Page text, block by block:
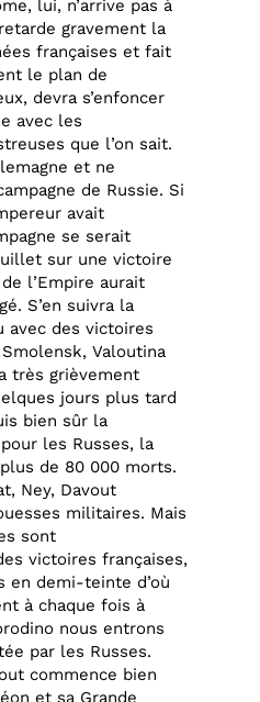
lui, n’arrive pas à
gravement la
françaises et fait
le plan de
devra s’enfoncer
avec les
que l’on sait.
et ne
de Russie. Si
avait
se serait
sur une victoire
l’Empire aurait
S’en suivra la
avec des victoires
Valoutina
très grièvement
jours plus tard
bien sûr la
les Russes, la
de 80 000 morts.
Ney, Davout
militaires. Mais
sont
victoires françaises,
en demi-teinte d’où
à chaque fois à
nous entrons
par les Russes.
commence bien
et sa Grande